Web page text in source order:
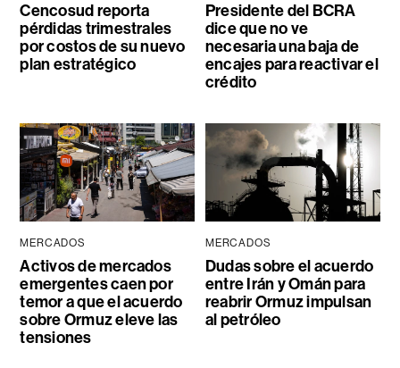
Cencosud reporta
pérdidas trimestrales
por costos de su nuevo
plan estratégico
Presidente del BCRA
dice que no ve
necesaria una baja de
encajes para reactivar el
crédito
MERCADOS
Activos de mercados
emergentes caen por
temor a que el acuerdo
sobre Ormuz eleve las
tensiones
MERCADOS
Dudas sobre el acuerdo
entre Irán y Omán para
reabrir Ormuz impulsan
al petróleo